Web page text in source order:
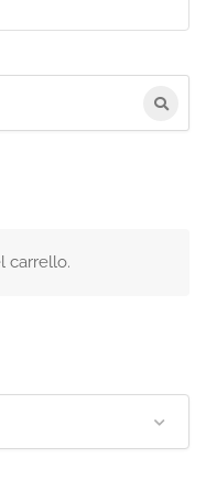
carrello.